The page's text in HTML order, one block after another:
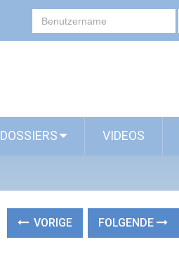
DOSSIERS VIDEOS
VORIGE FOLGENDE